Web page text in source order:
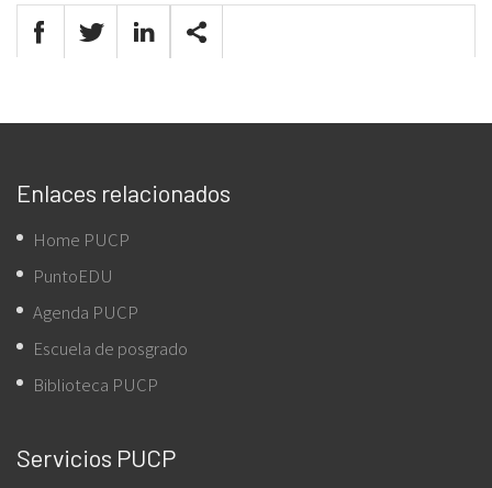
Enlaces relacionados
Home PUCP
PuntoEDU
Agenda PUCP
Escuela de posgrado
Biblioteca PUCP
Servicios PUCP